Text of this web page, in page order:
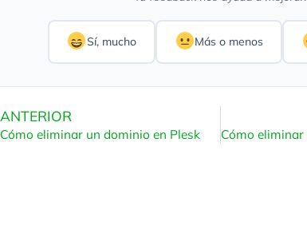
Sí, mucho Más o menos
ANTERIOR
Cómo eliminar un dominio en Plesk